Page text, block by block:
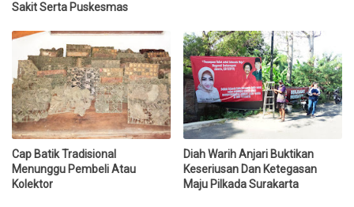
Sakit Serta Puskesmas
Cap Batik Tradisional
Menunggu Pembeli Atau
Kolektor
Diah Warih Anjari Buktikan
Keseriusan Dan Ketegasan
Maju Pilkada Surakarta